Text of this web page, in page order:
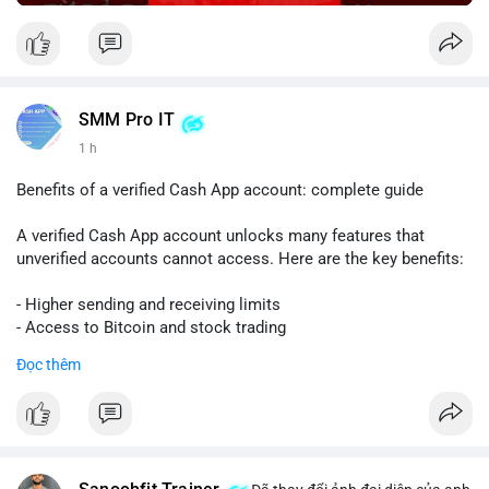
SMM Pro IT
1 h
Benefits of a verified Cash App account: complete guide
A verified Cash App account unlocks many features that
unverified accounts cannot access. Here are the key benefits:
- Higher sending and receiving limits
- Access to Bitcoin and stock trading
- Ability to link a bank account or card
To get verified, you need to provide your full name, date of
Đọc thêm